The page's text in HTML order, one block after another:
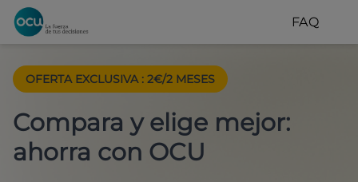
FAQ
OFERTA EXCLUSIVA : 2€/2 MESES
Compara y elige mejor:
ahorra con OCU